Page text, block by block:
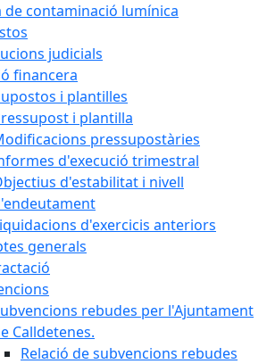
de contaminació lumínica
judicials
financera
i plantilles
i plantilla
pressupostàries
d'execució trimestral
d'estabilitat i nivell
d'exercicis anteriors
generals
rebudes per l'Ajuntament
Calldetenes.
Relació de subvencions rebudes